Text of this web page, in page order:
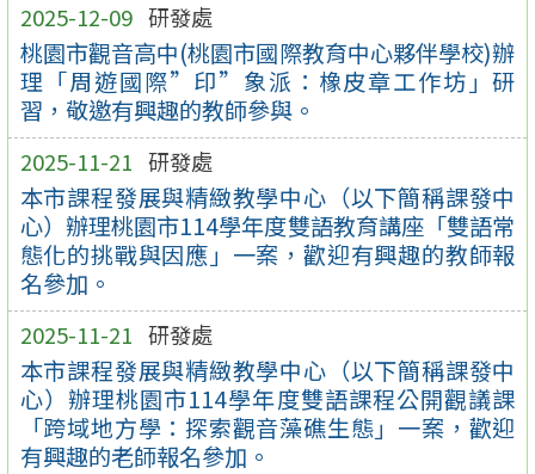
2025-12-09 研發處
桃園市觀音高中(桃園市國際教育中心夥伴學校)辦
理「周遊國際”印”象派：橡皮章工作坊」研
習，敬邀有興趣的教師參與。
2025-11-21 研發處
本市課程發展與精緻教學中心（以下簡稱課發中
心）辦理桃園市114學年度雙語教育講座「雙語常
態化的挑戰與因應」一案，歡迎有興趣的教師報
名參加。
2025-11-21 研發處
本市課程發展與精緻教學中心（以下簡稱課發中
心）辦理桃園市114學年度雙語課程公開觀議課
「跨域地方學：探索觀音藻礁生態」一案，歡迎
有興趣的老師報名參加。